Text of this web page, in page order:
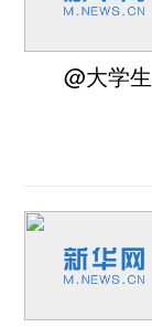
@大学